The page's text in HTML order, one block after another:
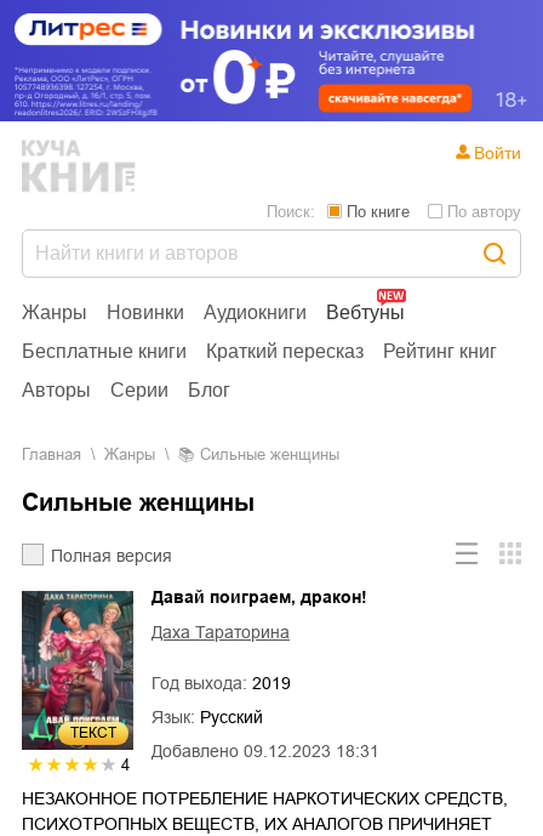
Жанры Новинки Аудиокниги
Вебтуны
Бесплатные книги
Краткий пересказ
Рейтинг книг
Авторы
Серии Блог
Поиск: По книге По автору
Войти
Главная Жанры Сильные женщины
Сильные женщины
Полная версия
ТЕКСТ
4
Добавлено 09.12.2023 18:31
Давай поиграем, дракон!
Даха Тараторина
Год выхода: 2019
Язык: Русский
НЕЗАКОННОЕ ПОТРЕБЛЕНИЕ НАРКОТИЧЕСКИХ СРЕДСТВ,
ПСИХОТРОПНЫХ ВЕЩЕСТВ, ИХ АНАЛОГОВ ПРИЧИНЯЕТ